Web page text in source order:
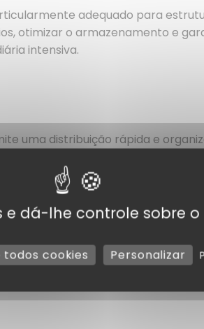
adequado para
otimizar o armazenamento e
intensiva.
uma distribuição rápida e
armazenamento e gestão.
as necessidades dos
e os contaminantes,
e dá-lhe controle sobre
todos cookies Personalizar